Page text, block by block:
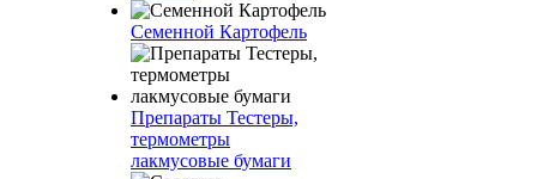
Семенной Картофель
Препараты Тестеры,
термометры
лакмусовые бумаги